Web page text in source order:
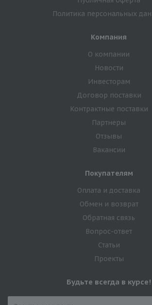
Политика персональных
Компания
О компании
Новости
Инвесторам
Договор поставки
Контрактные поставки
Партнеры
Отзывы
Вакансии
Покупателям
Оплата и доставка
Обмен и возврат
Обратная связь
Вопрос-ответ
Статьи
Проекты
Будьте всегда в курсе!